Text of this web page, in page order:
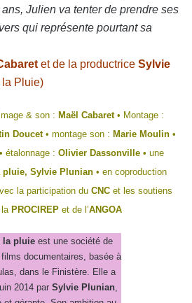
Julien va tenter de prendre ses
qui représente pourtant sa
et de la productrice Sylvie
la Pluie)
& son : Maël Cabaret• Montage :
Doucet • montage son : Marie Moulin •
• étalonnage : Olivier Dassonville • une
pluie, Sylvie Plunian • en coproduction
la participation du CNC et les soutiens
la PROCIREP et de l’ANGOA
la pluie est une société de
documentaires, basée à
dans le Finistère. Elle a
2014 par Sylvie Plunian